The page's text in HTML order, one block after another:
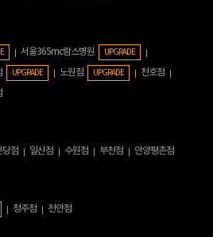
서울365mc람스병원 UPGRADE
UPGRADE 노원점 UPGRADE
천호점
당점 일산점 수원점 부천점 안양평촌점
청주점 천안점